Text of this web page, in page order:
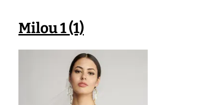
Milou 1 (1)